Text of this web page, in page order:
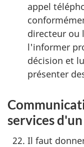
appel
directeur ou
l'informer
décision et
présenter
services
Il faut